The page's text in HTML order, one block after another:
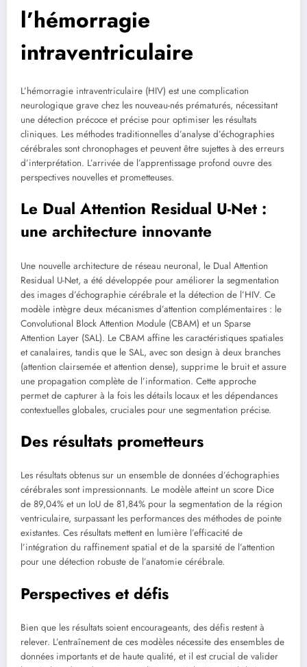
l’hémorragie
intraventriculaire
L’hémorragie intraventriculaire (HIV) est une complication
neurologique grave chez les nouveau-nés prématurés, nécessitant
une détection précoce et précise pour optimiser les résultats
cliniques. Les méthodes traditionnelles d’analyse d’échographies
cérébrales sont chronophages et peuvent être sujettes à des erreurs
d’interprétation. L’arrivée de l’apprentissage profond ouvre des
perspectives nouvelles et prometteuses.
Le Dual Attention Residual U-Net :
une architecture innovante
Une nouvelle architecture de réseau neuronal, le Dual Attention
Residual U-Net, a été développée pour améliorer la segmentation
des images d’échographie cérébrale et la détection de l’HIV. Ce
modèle intègre deux mécanismes d’attention complémentaires : le
Convolutional Block Attention Module (CBAM) et un Sparse
Attention Layer (SAL). Le CBAM affine les caractéristiques spatiales
et canalaires, tandis que le SAL, avec son design à deux branches
(attention clairsemée et attention dense), supprime le bruit et assure
une propagation complète de l’information. Cette approche
permet de capturer à la fois les détails locaux et les dépendances
contextuelles globales, cruciales pour une segmentation précise.
Des résultats prometteurs
Les résultats obtenus sur un ensemble de données d’échographies
cérébrales sont impressionnants. Le modèle atteint un score Dice
de 89,04% et un IoU de 81,84% pour la segmentation de la région
ventriculaire, surpassant les performances des méthodes de pointe
existantes. Ces résultats mettent en lumière l’efficacité de
l’intégration du raffinement spatial et de la sparsité de l’attention
pour une détection robuste de l’anatomie cérébrale.
Perspectives et défis
Bien que les résultats soient encourageants, des défis restent à
relever. L’entraînement de ces modèles nécessite des ensembles de
données importants et de haute qualité, et il est crucial de valider